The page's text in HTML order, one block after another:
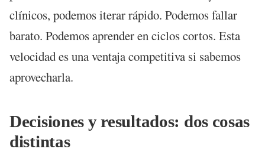
clínicos, podemos iterar rápido. Podemos fallar
barato. Podemos aprender en ciclos cortos. Esta
velocidad es una ventaja competitiva si sabemos
aprovecharla.
Decisiones y resultados: dos cosas
distintas